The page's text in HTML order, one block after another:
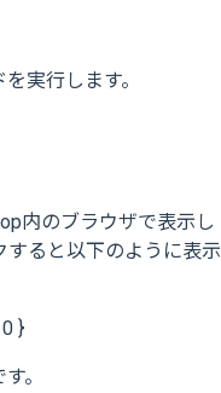
実行します。
内のブラウザで表示し
ると以下のように表示
}
。